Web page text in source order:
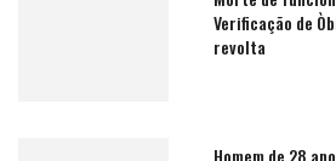
Verificação de
revolta